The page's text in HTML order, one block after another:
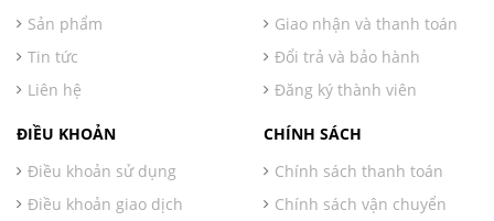
Sản phẩm
Tin tức
Liên hệ
Giao nhận và thanh toán
Đổi trả và bảo hành
Đăng ký thành viên
ĐIỀU KHOẢN
Điều khoản sử dụng
Điều khoản giao dịch
CHÍNH SÁCH
Chính sách thanh toán
Chính sách vận chuyển